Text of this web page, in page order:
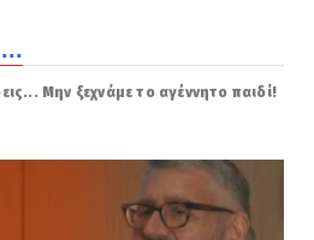
Μην ξεχνάμε το αγέννητο παιδί!